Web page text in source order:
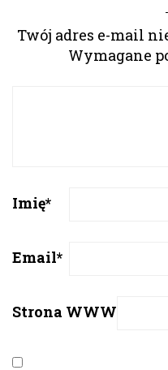
Twój adres e-mail
Wymagane
Imię*
Email*
Strona WWW